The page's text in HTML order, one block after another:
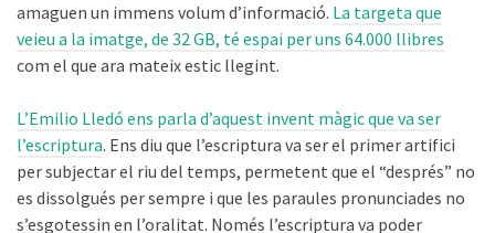
amaguen un immens volum d’informació. La targeta que
veieu a la imatge, de 32 GB, té espai per uns 64.000 llibres
com el que ara mateix estic llegint.
L’Emilio Lledó ens parla d’aquest invent màgic que va ser
l’escriptura. Ens diu que l’escriptura va ser el primer artifici
per subjectar el riu del temps, permetent que el “després” no
es dissolgués per sempre i que les paraules pronunciades no
s’esgotessin en l’oralitat. Només l’escriptura va poder